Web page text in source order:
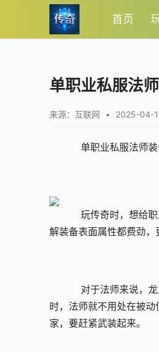
首页
单职业私服法
来源：互联网 • 2025-04-
单职业私服法师装
玩传奇时，想给职
解装备表面属性都费劲，
对于法师来说，龙
时，法师就不用处在被
家，要赶紧武装起来。